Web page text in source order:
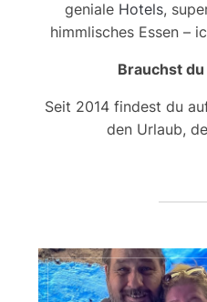
geniale Hotels,
himmlisches Essen –
Brauchst
Seit 2014 findest du
den Urlaub,